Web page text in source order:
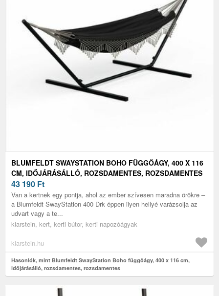
BLUMFELDT SWAYSTATION BOHO FÜGGŐÁGY, 400 X 116
CM, IDŐJÁRÁSÁLLÓ, ROZSDAMENTES, ROZSDAMENTES
43 190 Ft
Van a kertnek egy pontja, ahol az ember szívesen maradna örökre –
a Blumfeldt SwayStation 400 Drk éppen ilyen hellyé varázsolja az
udvart vagy a te...
klarstein, kert, kerti bútor, kerti napozóágyak
klarstein.hu
Hasonlók, mint Blumfeldt SwayStation Boho függőágy, 400 x 116 cm,
időjárásálló, rozsdamentes, rozsdamentes